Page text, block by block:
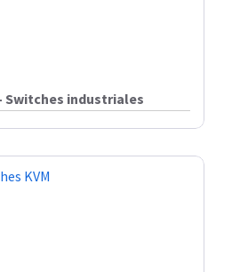
Switches industriales